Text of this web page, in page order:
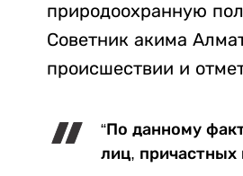
природоохранную
Советник акима
происшествии и
“По данному
лиц, причастных